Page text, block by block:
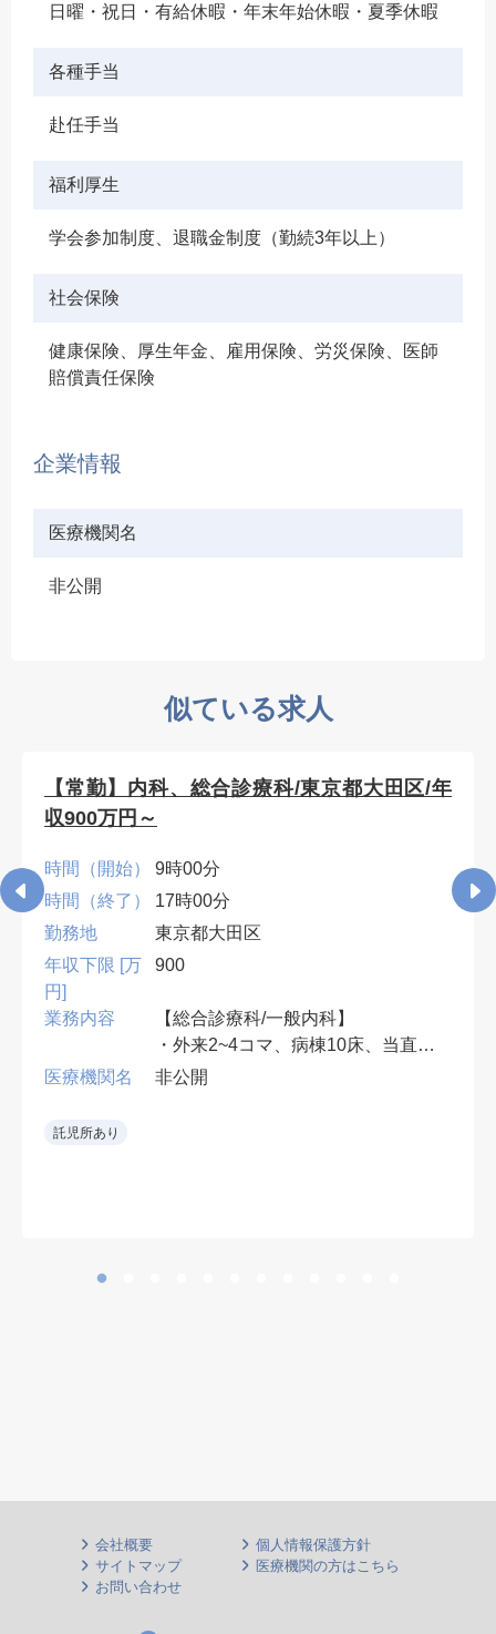
日曜・祝日・有給休暇・年末年始休暇・夏季休暇
各種手当
赴任手当
福利厚生
学会参加制度、退職金制度（勤続3年以上）
社会保険
健康保険、厚生年金、雇用保険、労災保険、医師
賠償責任保険
企業情報
医療機関名
非公開
似ている求人
【常勤】内科、総合診療科/東京都大田区/年
収900万円～
時間（開始）
9時00分
時間（終了）
17時00分
勤務地
東京都大田区
年収下限 [万
円]
900
業務内容
【総合診療科/一般内科】
・外来2~4コマ、病棟10床、当直無
可、早番遅番有
医療機関名 非公開
託児所あり
会社概要
個人情報保護方針
サイトマップ
医療機関の方はこちら
お問い合わせ